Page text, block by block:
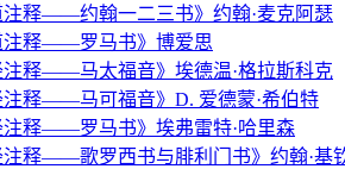
注释——约翰一二三书》约翰·麦克阿瑟
注释——罗马书》博爱思
注释——马太福音》埃德温·格拉斯科克
注释——马可福音》D. 爱德蒙·希伯特
注释——罗马书》埃弗雷特·哈里森
注释——歌罗西书与腓利门书》约翰·基